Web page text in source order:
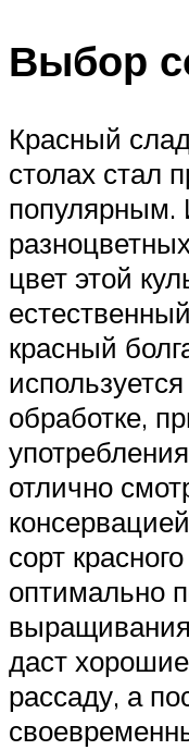
Выбор
Красный
столах стал
популярным.
цвет этой
красный
обработке,
отлично
сорт
оптимально
даст
рассаду, а